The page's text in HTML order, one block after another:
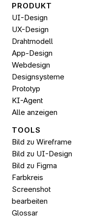
PRODUKT
UI-Design
UX-Design
Drahtmodell
App-Design
Webdesign
Designsysteme
Prototyp
KI-Agent
Alle anzeigen
TOOLS
Bild zu Wireframe
Bild zu UI-Design
Bild zu Figma
Farbkreis
Screenshot
bearbeiten
Glossar